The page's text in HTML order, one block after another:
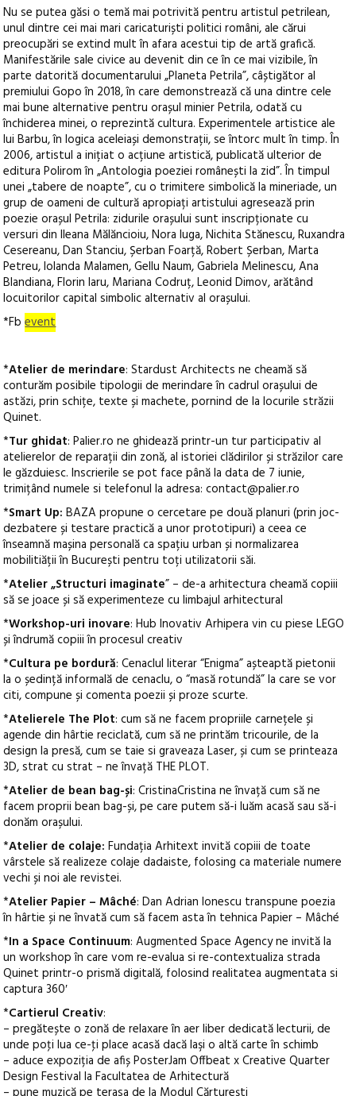
Nu se putea găsi o temă mai potrivită pentru artistul petrilean,
unul dintre cei mai mari caricaturiști politici români, ale cărui
preocupări se extind mult în afara acestui tip de artă grafică.
Manifestările sale civice au devenit din ce în ce mai vizibile, în
parte datorită documentarului „Planeta Petrila”, câștigător al
premiului Gopo în 2018, în care demonstrează că una dintre cele
mai bune alternative pentru orașul minier Petrila, odată cu
închiderea minei, o reprezintă cultura. Experimentele artistice ale
lui Barbu, în logica aceleiași demonstrații, se întorc mult în timp. În
2006, artistul a inițiat o acțiune artistică, publicată ulterior de
editura Polirom în „Antologia poeziei românești la zid”. În timpul
unei „tabere de noapte”, cu o trimitere simbolică la mineriade, un
grup de oameni de cultură apropiați artistului agresează prin
poezie orașul Petrila: zidurile orașului sunt inscripționate cu
versuri din Ileana Mălăncioiu, Nora Iuga, Nichita Stănescu, Ruxandra
Cesereanu, Dan Stanciu, Șerban Foarță, Robert Șerban, Marta
Petreu, Iolanda Malamen, Gellu Naum, Gabriela Melinescu, Ana
Blandiana, Florin Iaru, Mariana Codruț, Leonid Dimov, arătând
locuitorilor capital simbolic alternativ al orașului.
*Fbevent
*Atelier de merindare: Stardust Architects ne cheamă să
conturăm posibile tipologii de merindare în cadrul orașului de
astăzi, prin schițe, texte și machete, pornind de la locurile străzii
Quinet.
*Tur ghidat: Palier.ro ne ghidează printr-un tur participativ al
atelierelor de reparații din zonă, al istoriei clădirilor și străzilor care
le găzduiesc. Inscrierile se pot face până la data de 7 iunie,
trimițând numele si telefonul la adresa: contact@palier.ro
*Smart Up:BAZA propune o cercetare pe două planuri (prin joc-
dezbatere și testare practică a unor prototipuri) a ceea ce
înseamnă mașina personală ca spațiu urban și normalizarea
mobilitiății în București pentru toți utilizatorii săi.
*Atelier „Structuri imaginate” – de-a arhitectura cheamă copiii
să se joace și să experimenteze cu limbajul arhitectural
*Workshop-uri inovare: Hub Inovativ Arhipera vin cu piese LEGO
și îndrumă copiii în procesul creativ
*Cultura pe bordură: Cenaclul literar “Enigma” așteaptă pietonii
la o ședință informală de cenaclu, o “masă rotundă” la care se vor
citi, compune și comenta poezii și proze scurte.
*Atelierele The Plot: cum să ne facem propriile carnețele și
agende din hârtie reciclată, cum să ne printăm tricourile, de la
design la presă, cum se taie si graveaza Laser, și cum se printeaza
3D, strat cu strat – ne învață THE PLOT.
*Atelier de bean bag-și: CristinaCristina ne învață cum să ne
facem proprii bean bag-și, pe care putem să-i luăm acasă sau să-i
donăm orașului.
*Atelier de colaje: Fundația Arhitext invită copiii de toate
vârstele să realizeze colaje dadaiste, folosing ca materiale numere
vechi și noi ale revistei.
*Atelier Papier – Mâché: Dan Adrian Ionescu transpune poezia
în hârtie și ne învată cum să facem asta în tehnica Papier – Mâché
*In a Space Continuum: Augmented Space Agency ne invită la
un workshop în care vom re-evalua si re-contextualiza strada
Quinet printr-o prismă digitală, folosind realitatea augmentata si
captura 360′
*Cartierul Creativ:
– pregătește o zonă de relaxare în aer liber dedicată lecturii, de
unde poţi lua ce-ţi place acasă dacă laşi o altă carte în schimb
– aduce expoziția de afiș PosterJam Offbeat x Creative Quarter
Design Festival la Facultatea de Arhitectură